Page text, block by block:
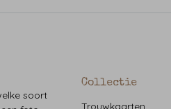
soort
Collectie
Trouwkaarten